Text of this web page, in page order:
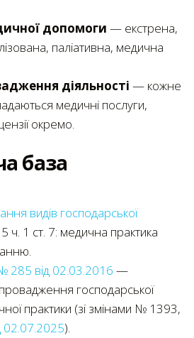
допомоги — екстрена,
паліативна, медична
діяльності — кожне
медичні послуги,
окремо.
база
видів господарської
ч. 1 ст. 7: медична практика
від 02.03.2016 —
господарської
практики (зі змінами № 1393,
02.07.2025).